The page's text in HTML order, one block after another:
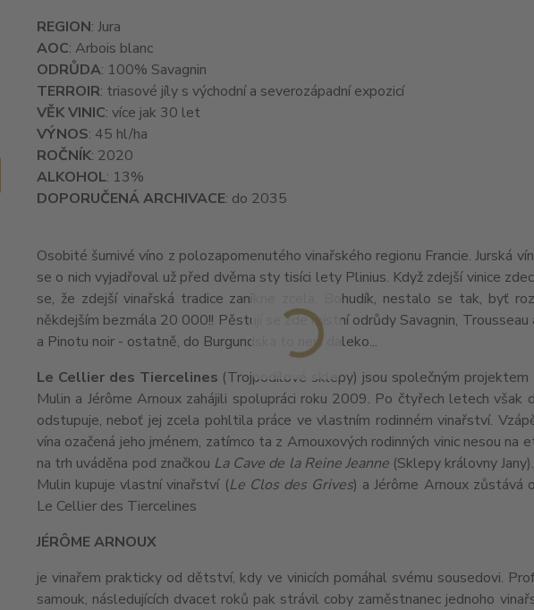
REGION: Jura
AOC: Arbois blanc
ODRŮDA: 100% Savagnin
TERROIR: triasové jíly s východní a severozápadní expozicí
VĚK VINIC: více jak 30 let
VÝNOS: 45 hl/ha
ROČNÍK: 2020
ALKOHOL: 13%
DOPORUČENÁ ARCHIVACE: do 2035
Osobité šumivé víno z polozapomenutého vinařského regionu Francie. Jurská
se o nich vyjadřoval už před dvěma sty tisíci lety Plinius. Když zdejší vinice
se, že zdejší vinařská tradice zanikne zcela. Bohudík, nestalo se tak, byť
někdejším bezmála 20 000!! Pěstují se zde místní odrůdy Savagnin,
a Pinotu noir - ostatně, do Burgundska to není daleko...
Le Cellier des Tiercelines (Trojpodílové sklepy) jsou společným
Mulin a Jérôme Arnoux zahájili spolupráci roku 2009. Po čtyřech letech
odstupuje, neboť jej zcela pohltila práce ve vlastním rodinném vinařství.
vína ozačená jeho jménem, zatímco ta z Arnouxových rodinných vinic nesou na
na trh uváděna pod značkou La Cave de la Reine Jeanne(Sklepy královny
Mulin kupuje vlastní vinařství (Le Clos des Grives) a Jérôme Arnoux zůstává
Le Cellier des Tiercelines
JÉRÔME ARNOUX
je vinařem prakticky od dětství, kdy ve vinicích pomáhal svému sousedovi.
samouk, následujících dvacet roků pak strávil coby zaměstnanec jednoho